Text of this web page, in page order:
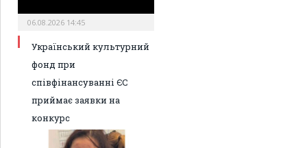
06.08.2026 14:45
Український культурний
фонд при
співфінансуванні ЄС
приймає заявки на
конкурс